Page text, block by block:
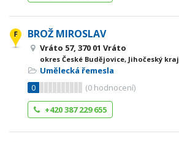
BROŽ MIROSLAV
Vráto 57, 370 01 Vráto
okres České Budějovice, Jihočeský kraj
Umělecká řemesla
0
(0 hodnocení)
+420 387 229 655